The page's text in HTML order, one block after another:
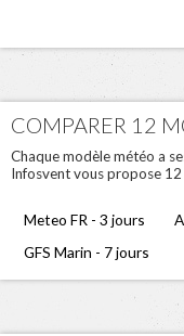
COMPARER 12
Chaque modèle météo a
Infosvent vous propose
Meteo FR - 3 jours
GFS Marin - 7 jours